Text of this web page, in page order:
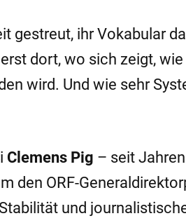
gestreut, ihr Vokabular
dort, wo sich zeigt,
wird. Und wie sehr
Clemens Pig – seit
den ORF-
und